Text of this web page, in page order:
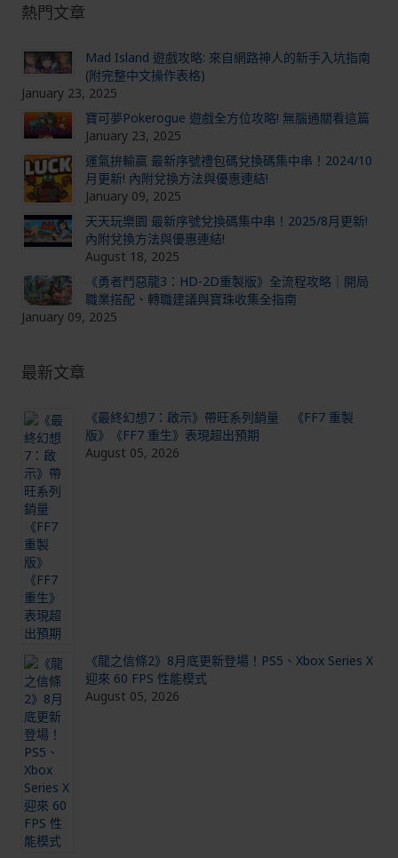
熱門文章
Mad Island 遊戲攻略: 來自網路神人的新手入坑指南
(附完整中文操作表格)
January 23, 2025
寶可夢Pokerogue 遊戲全方位攻略! 無腦通關看這篇
January 23, 2025
運氣拚輸贏 最新序號禮包碼兌換碼集中串！2024/10
月更新! 內附兌換方法與優惠連結!
January 09, 2025
天天玩樂園 最新序號兌換碼集中串！2025/8月更新!
內附兌換方法與優惠連結!
August 18, 2025
《勇者鬥惡龍3：HD-2D重製版》全流程攻略｜開局
職業搭配、轉職建議與寶珠收集全指南
January 09, 2025
最新文章
《最終幻想7：啟示》帶旺系列銷量 《FF7 重製
版》《FF7 重生》表現超出預期
August 05, 2026
《龍之信條2》8月底更新登場！PS5、Xbox Series X
迎來 60 FPS 性能模式
August 05, 2026